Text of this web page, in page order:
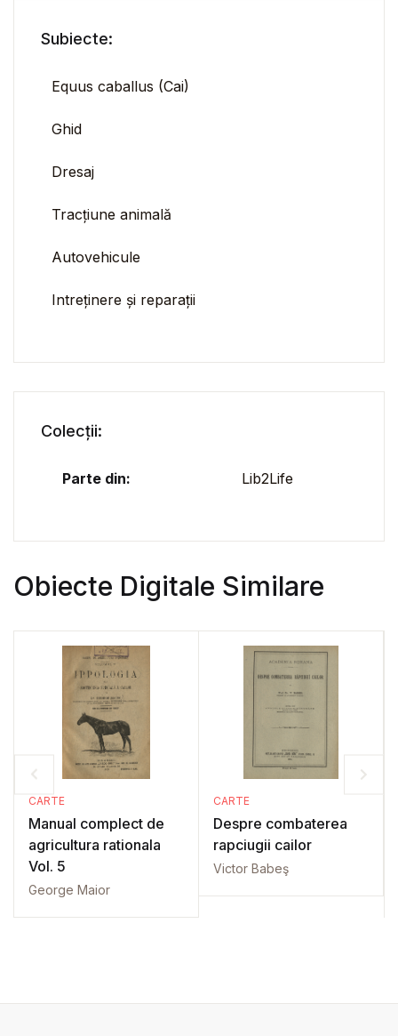
Subiecte:
Equus caballus (Cai)
Ghid
Dresaj
Tracțiune animală
Autovehicule
Intreținere și reparații
Colecții:
Parte din: Lib2Life
Obiecte Digitale Similare
CARTE
Manual complect de
agricultura rationala
Vol. 5
George Maior
CARTE
Despre combaterea
rapciugii cailor
Victor Babeş